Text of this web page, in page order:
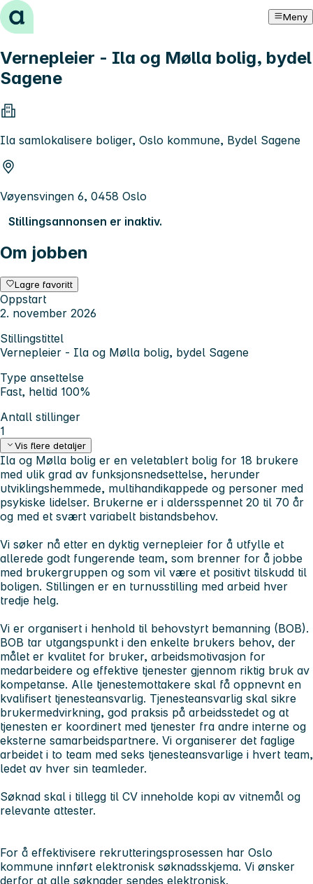
Hopp til innhold Meny
Vernepleier - Ila og Mølla bolig, bydel
Sagene
Ila samlokalisere boliger, Oslo kommune, Bydel Sagene
Vøyensvingen 6, 0458 Oslo
Stillingsannonsen er inaktiv.
Om jobben
Lagre favoritt
Oppstart
2. november 2026
Stillingstittel
Vernepleier - Ila og Mølla bolig, bydel Sagene
Type ansettelse
Fast, heltid 100%
Antall stillinger
1
Vis flere detaljer
Ila og Mølla bolig er en veletablert bolig for 18 brukere
med ulik grad av funksjonsnedsettelse, herunder
utviklingshemmede, multihandikappede og personer med
psykiske lidelser. Brukerne er i aldersspennet 20 til 70 år
og med et svært variabelt bistandsbehov.
Vi søker nå etter en dyktig vernepleier for å utfylle et
allerede godt fungerende team, som brenner for å jobbe
med brukergruppen og som vil være et positivt tilskudd til
boligen. Stillingen er en turnusstilling med arbeid hver
tredje helg.
Vi er organisert i henhold til behovstyrt bemanning (BOB).
BOB tar utgangspunkt i den enkelte brukers behov, der
målet er kvalitet for bruker, arbeidsmotivasjon for
medarbeidere og effektive tjenester gjennom riktig bruk av
kompetanse. Alle tjenestemottakere skal få oppnevnt en
kvalifisert tjenesteansvarlig. Tjenesteansvarlig skal sikre
brukermedvirkning, god praksis på arbeidsstedet og at
tjenesten er koordinert med tjenester fra andre interne og
eksterne samarbeidspartnere. Vi organiserer det faglige
arbeidet i to team med seks tjenesteansvarlige i hvert team,
ledet av hver sin teamleder.
Søknad skal i tillegg til CV inneholde kopi av vitnemål og
relevante attester.
For å effektivisere rekrutteringsprosessen har Oslo
kommune innført elektronisk søknadsskjema. Vi ønsker
derfor at alle søknader sendes elektronisk.